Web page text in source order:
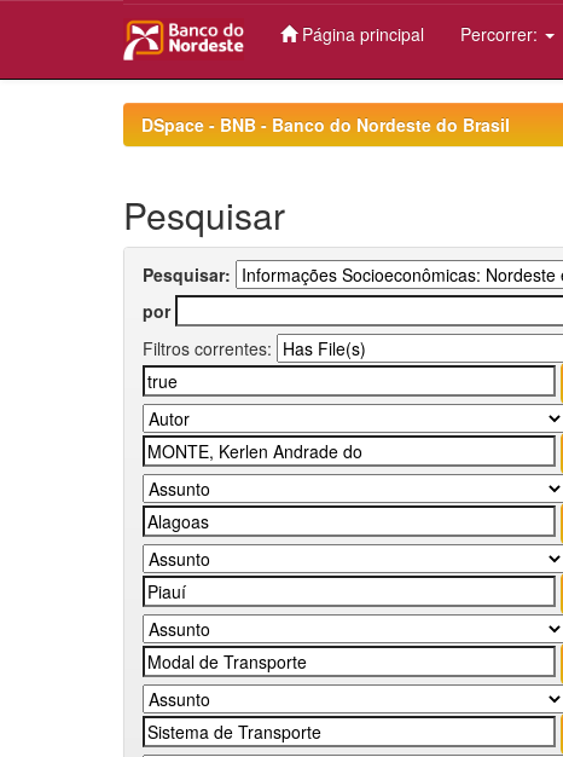
Página principal Percorrer:
DSpace - BNB - Banco do Nordeste do Brasil
Pesquisar
Pesquisar:
por
Filtros correntes: